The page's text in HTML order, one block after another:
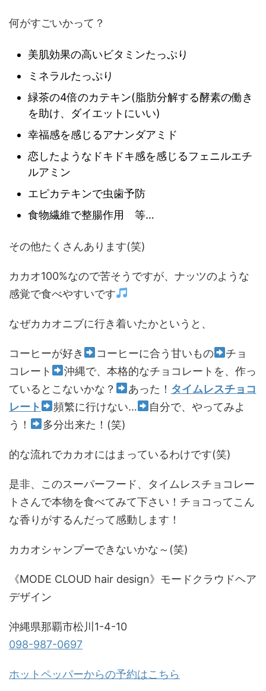
何がすごいかって？
美肌効果の高いビタミンたっぷり
ミネラルたっぷり
緑茶の4倍のカテキン(脂肪分解する酵素の働き
を助け、ダイエットにいい)
幸福感を感じるアナンダアミド
恋したようなドキドキ感を感じるフェニルエチ
ルアミン
エピカテキンで虫歯予防
食物繊維で整腸作用 等…
その他たくさんあります(笑)
カカオ100%なので苦そうですが、ナッツのような
感覚で食べやすいです
なぜカカオニブに行き着いたかというと、
コーヒーが好き コーヒーに合う甘いもの
チョ
コレート
沖縄で、本格的なチョコレートを、作っ
ているとこないかな？
あった！ タイムレスチョコ
レート
頻繁に行けない…
自分で、やってみよ
う！
多分出来た！(笑)
的な流れでカカオにはまっているわけです(笑)
是非、このスーパーフード、タイムレスチョコレー
トさんで本物を食べてみて下さい！チョコってこん
な香りがするんだって感動します！
カカオシャンプーできないかな～(笑)
《MODE CLOUD hair design》モードクラウドヘア
デザイン
沖縄県那覇市松川1-4-10
098-987-0697
ホットペッパーからの予約はこちら